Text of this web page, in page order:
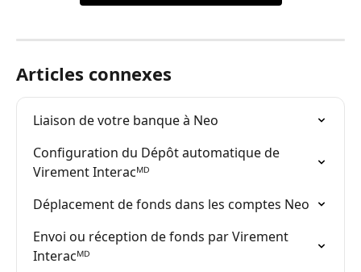
Articles connexes
Liaison de votre banque à Neo
Configuration du Dépôt automatique de
Virement Interacᴹᴰ
Déplacement de fonds dans les comptes Neo
Envoi ou réception de fonds par Virement
Interacᴹᴰ